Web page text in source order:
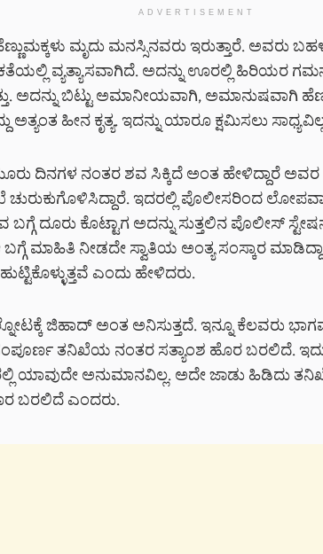
ADVERTISEMENT
ಮೃದು ಮನಸ್ಸಿನವರು ಇರುತ್ತಾರೆ. ಅವರು
ವ್ಯತ್ಯಾಸವಾಗಿದೆ. ಅದನ್ನು ಊರಲ್ಲಿ ಹಿರಿಯರ
ಅದನ್ನು ಬಿಟ್ಟು ಅಮಾನೀಯವಾಗಿ, ಅಮಾನುಷವಾಗಿ
ಅತ್ಯಂತ ಹೀನ ಕೃತ್ಯ. ಇದನ್ನು ಯಾರೂ ಕ್ಷಮಿಸಲು
ದಿನಗಳ ನಂತರ ಶವ ಸಿಕ್ಕಿದೆ ಅಂತ ಹೇಳಿದ್ದಾರೆ
ಚುರುಕುಗೊಳಿಸಿದ್ದಾರೆ. ಇದರಲ್ಲಿ ಪೊಲೀಸರಿಂದ
ಬಗ್ಗೆ ದೂರು ಕೊಟ್ಟಾಗ ಅದನ್ನು ಸುತ್ತಲಿನ ಪೊಲೀಸ್
ಬಗ್ಗೆ ಮಾಹಿತಿ ನೀಡದೇ ಸ್ವಾತಿಯ ಅಂತ್ಯ ಸಂಸ್ಕಾರ
ಎಂದು ಹೇಳಿದರು.
ಜಿಹಾದ್‌ ಅಂತ ಅನಿಸುತ್ತದೆ. ಇನ್ನೂ ಕೆಲವರು
ತನಿಖೆಯ ನಂತರ ಸತ್ಯಾಂಶ ಹೊರ ಬರಲಿದೆ. ಇದು
ಯಾವುದೇ ಅನುಮಾನವಿಲ್ಲ. ಅದೇ ಜಾಡು ಹಿಡಿದು
ಬರಲಿದೆ ಎಂದರು.